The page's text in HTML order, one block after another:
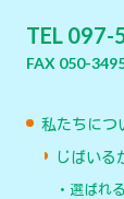
TEL
FAX 050-
私たちにつ
じばいる
選ばれ